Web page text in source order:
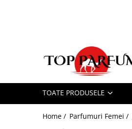
Seturi Parfumuri
Pachete BARBATITOATE PRODUSELE
Home / Parfumuri Femei /